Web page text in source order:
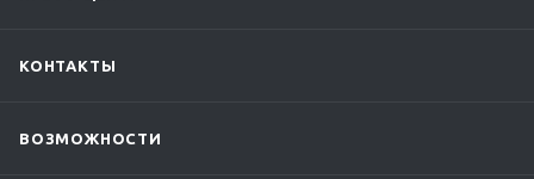
КОНТАКТЫ
ВОЗМОЖНОСТИ